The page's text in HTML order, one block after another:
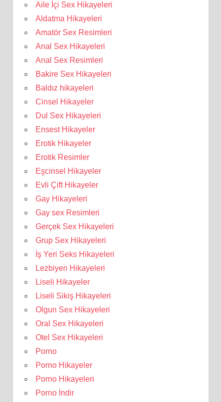
Aile İçi Sex Hikayeleri
Aldatma Hikayeleri
Amatör Sex Resimleri
Anal Sex Hikayeleri
Anal Sex Resimleri
Bakire Sex Hikayeleri
Baldız hikayeleri
Cinsel Hikayeler
Dul Sex Hikayeleri
Ensest Hikayeler
Erotik Hikayeler
Erotik Resimler
Eşcinsel Hikayeler
Evli Çift Hikayeler
Gay Hikayeleri
Gay sex Resimleri
Gerçek Sex Hikayeleri
Grup Sex Hikayeleri
İş Yeri Seks Hikayeleri
Lezbiyen Hikayeleri
Liseli Hikayeler
Liseli Sikiş Hikayeleri
Olgun Sex Hikayeleri
Oral Sex Hikayeleri
Otel Sex Hikayeleri
Porno
Porno Hikayeler
Porno Hikayeleri
Porno İndir